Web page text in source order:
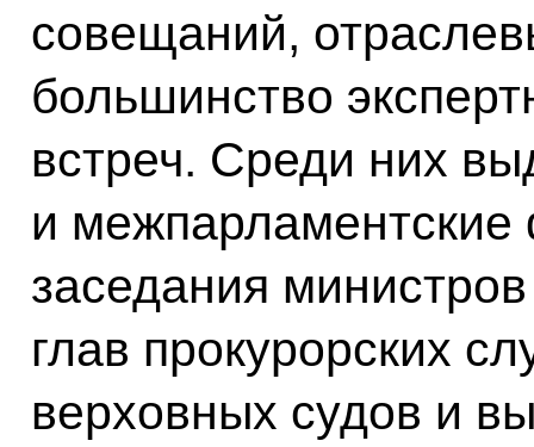
совещаний,
большинство
встреч. Среди них
и
заседания
глав прокурорских
верховных судов и